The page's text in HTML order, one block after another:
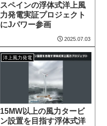
スペインの浮体式洋上風
力発電実証プロジェクト
にJパワー参画
2025.07.03
洋上風力発電
15MW以上の風力タービ
ン設置を目指す浮体式洋